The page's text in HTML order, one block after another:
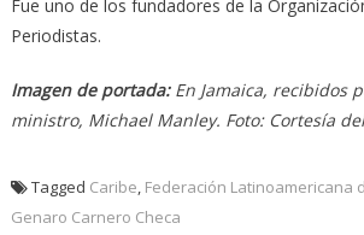
Fue uno de los fundadores de la
Periodistas.
Imagen de portada:En Jamaica, recibidos
ministro, Michael Manley. Foto: Cortesía
Tagged Caribe, Federación Latinoamericana
Genaro Carnero Checa